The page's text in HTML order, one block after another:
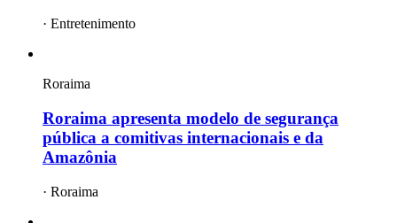
· Entretenimento
Roraima
Roraima apresenta modelo de segurança
pública a comitivas internacionais e da
Amazônia
· Roraima